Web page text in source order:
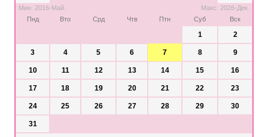
Мин: 2016-Май.
Макс: 2026-Дек.
Пнд
Вто Срд Чтв Птн Суб Вск
1 2
3 4 5 6 7 8 9
10 11 12 13 14 15 16
17 18 19 20 21 22 23
24 25 26 27 28 29 30
31